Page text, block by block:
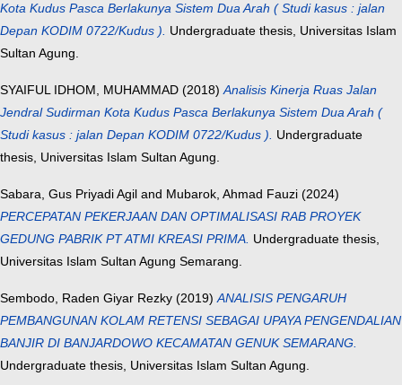
Kota Kudus Pasca Berlakunya Sistem Dua Arah ( Studi kasus : jalan
Depan KODIM 0722/Kudus ). Undergraduate thesis, Universitas Islam
Sultan Agung.
SYAIFUL IDHOM, MUHAMMAD (2018)Analisis Kinerja Ruas Jalan
Jendral Sudirman Kota Kudus Pasca Berlakunya Sistem Dua Arah (
Studi kasus : jalan Depan KODIM 0722/Kudus ). Undergraduate
thesis, Universitas Islam Sultan Agung.
Sabara, Gus Priyadi Agil and Mubarok, Ahmad Fauzi (2024)
PERCEPATAN PEKERJAAN DAN OPTIMALISASI RAB PROYEK
GEDUNG PABRIK PT ATMI KREASI PRIMA. Undergraduate thesis,
Universitas Islam Sultan Agung Semarang.
Sembodo, Raden Giyar Rezky (2019)ANALISIS PENGARUH
PEMBANGUNAN KOLAM RETENSI SEBAGAI UPAYA PENGENDALIAN
BANJIR DI BANJARDOWO KECAMATAN GENUK SEMARANG.
Undergraduate thesis, Universitas Islam Sultan Agung.